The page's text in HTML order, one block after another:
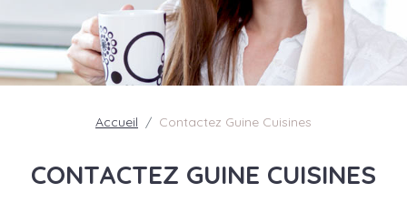
Accueil Contactez Guine Cuisines
CONTACTEZ GUINE CUISINES